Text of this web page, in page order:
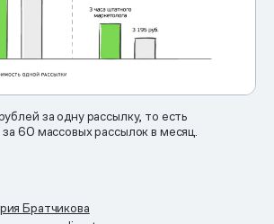
за одну рассылку, то есть
60 массовых рассылок в месяц.
Братчикова